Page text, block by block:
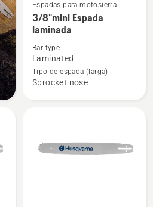
Ver
más
detalles
sobre
3/8"mini
Espada
Espadas para motosierra
3/8"mini Espada
laminada
Bar type
Laminated
Tipo de espada (larga)
Sprocket nose